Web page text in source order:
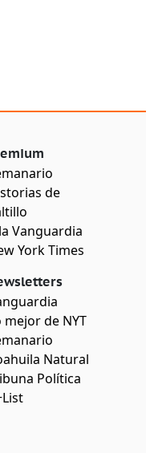
de
Vanguardia
York Times
mejor de NYT
Natural
Política